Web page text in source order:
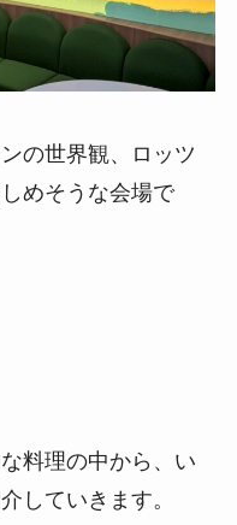
の世界観、ロッツ
めそうな会場で
料理の中から、い
していきます。